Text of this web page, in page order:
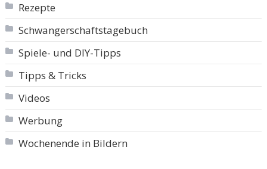
Rezepte
Schwangerschaftstagebuch
Spiele- und DIY-Tipps
Tipps & Tricks
Videos
Werbung
Wochenende in Bildern